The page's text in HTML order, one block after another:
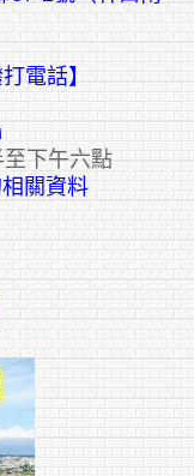
電話】
下午六點
關資料